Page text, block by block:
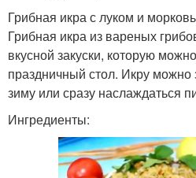
Грибная икра с луком и
Грибная икра из вареных
вкусной закуски, которую
праздничный стол. Икру можно
зиму или сразу наслаждаться
Ингредиенты: